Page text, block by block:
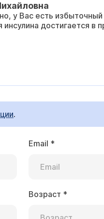
у Вас есть
достигается
.
Email *
Возраст *